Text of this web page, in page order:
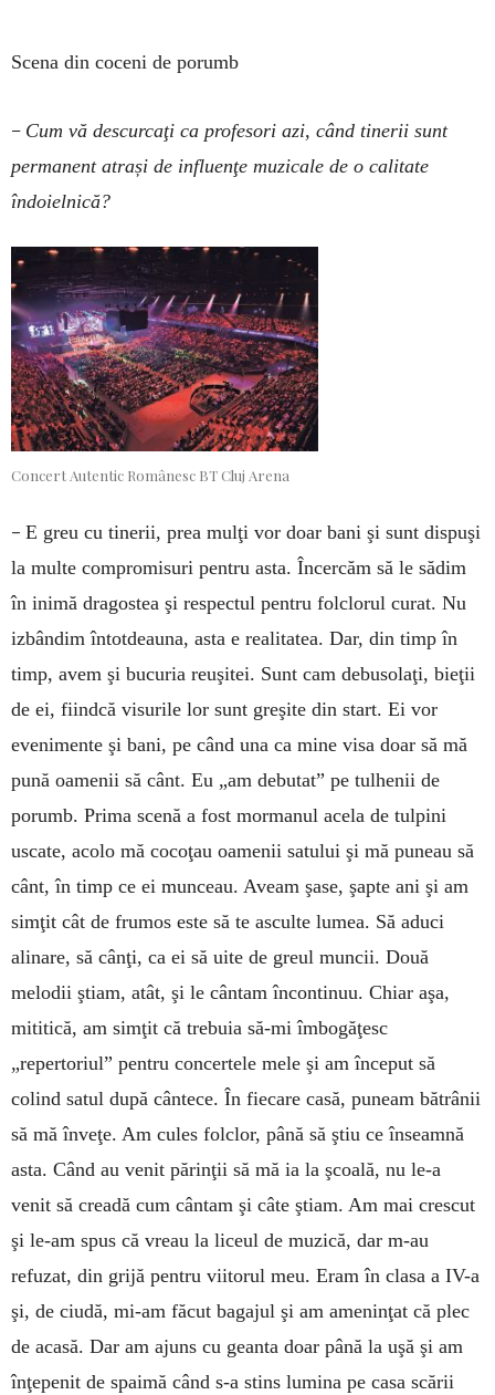
Scena din coceni de porumb
– Cum vă descurcaţi ca profesori azi, când tinerii sunt
permanent atrași de influenţe muzicale de o calitate
îndoielnică?
Concert Autentic Românesc BT Cluj Arena
– E greu cu tinerii, prea mulţi vor doar bani şi sunt dispuşi
la multe compromisuri pentru asta. Încercăm să le sădim
în inimă dragostea şi respectul pentru folclorul curat. Nu
izbândim întotdeauna, asta e realitatea. Dar, din timp în
timp, avem şi bucuria reuşitei. Sunt cam debusolaţi, bieţii
de ei, fiindcă visurile lor sunt greşite din start. Ei vor
evenimente şi bani, pe când una ca mine visa doar să mă
pună oamenii să cânt. Eu „am debutat” pe tulhenii de
porumb. Prima scenă a fost mormanul acela de tulpini
uscate, acolo mă cocoţau oamenii satului şi mă puneau să
cânt, în timp ce ei munceau. Aveam şase, şapte ani şi am
simţit cât de frumos este să te asculte lumea. Să aduci
alinare, să cânţi, ca ei să uite de greul muncii. Două
melodii ştiam, atât, şi le cântam încontinuu. Chiar aşa,
mititică, am simţit că trebuia să-mi îmbogăţesc
„repertoriul” pentru concertele mele şi am început să
colind satul după cântece. În fiecare casă, puneam bătrânii
să mă înveţe. Am cules folclor, până să ştiu ce înseamnă
asta. Când au venit părinţii să mă ia la şcoală, nu le-a
venit să creadă cum cântam şi câte ştiam. Am mai crescut
şi le-am spus că vreau la liceul de muzică, dar m-au
refuzat, din grijă pentru viitorul meu. Eram în clasa a IV-a
şi, de ciudă, mi-am făcut bagajul şi am ameninţat că plec
de acasă. Dar am ajuns cu geanta doar până la uşă şi am
înţepenit de spaimă când s-a stins lumina pe casa scării